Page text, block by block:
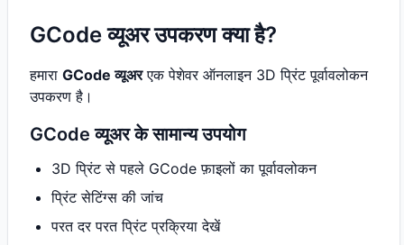
GCode व्यूअर उपकरण क्या है?
हमारा GCode व्यूअरएक पेशेवर ऑनलाइन 3D प्रिंट पूर्वावलोकन
उपकरण है।
GCode व्यूअर के सामान्य उपयोग
3D प्रिंट से पहले GCode फ़ाइलों का पूर्वावलोकन
प्रिंट सेटिंग्स की जांच
परत दर परत प्रिंट प्रक्रिया देखें